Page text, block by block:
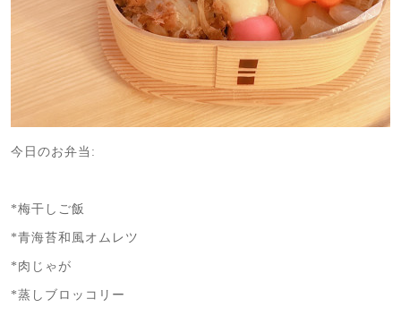
今日のお弁当:
*梅干しご飯
*青海苔和風オムレツ
*肉じゃが
*蒸しブロッコリー